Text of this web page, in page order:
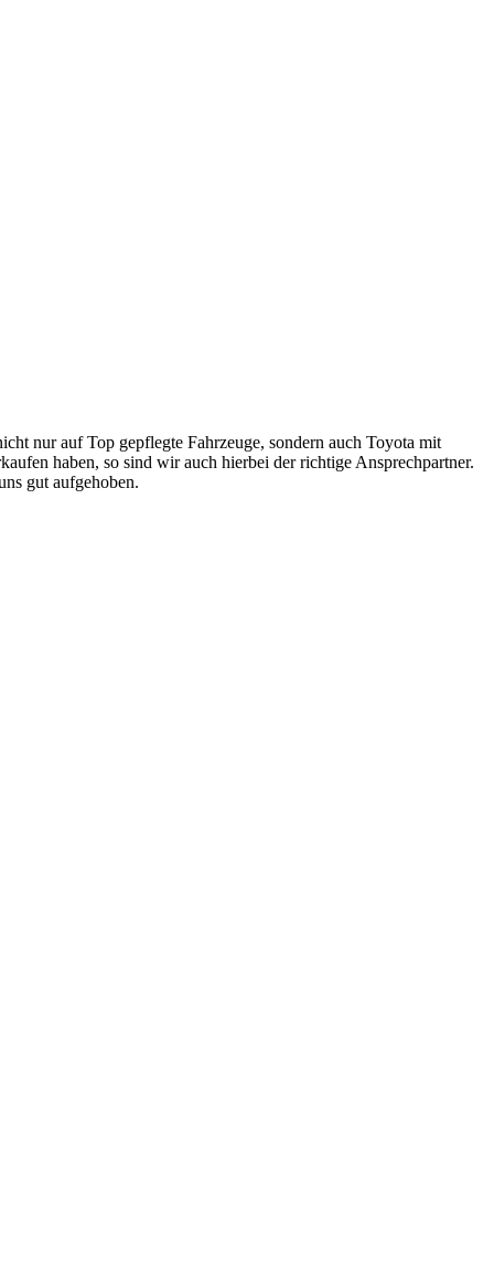
nur auf Top gepflegte Fahrzeuge, sondern auch Toyota mit
haben, so sind wir auch hierbei der richtige Ansprechpartner.
gut aufgehoben.